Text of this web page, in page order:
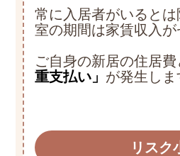
常に入居者がいると
室の期間は家賃収入が
ご自身の新居の住居
重支払い」 が発生しま
リスク